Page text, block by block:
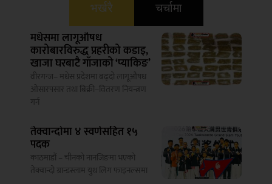
भर्खरै चर्चामा
मधेसमा लागूऔषध
कारोबारविरुद्ध प्रहरीको कडाइ,
खाजा घरबाटै गाँजाको ‘प्याकिङ’
वीरगन्ज– मधेस प्रदेशमा बढ्दो लागूऔषध
ओसारपसार तथा बिक्री–वितरण नियन्त्रण
गर्न
तेक्वान्दोमा ४ स्वर्णसहित १५
पदक
काठमाडौं – चीनको नानजिङमा भएको
तेक्वान्दो ग्रान्डस्लाम युथ लिग फाइनल्समा